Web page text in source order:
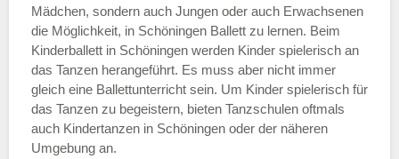
ÖFFNUNGSZEITEN HINZUFÜGEN
Samstag
Mädchen, sondern auch Jungen oder auch Erwachsenen
die Möglichkeit, in Schöningen Ballett zu lernen. Beim
Kinderballett in Schöningen werden Kinder spielerisch an
das Tanzen herangeführt. Es muss aber nicht immer
gleich eine Ballettunterricht sein. Um Kinder spielerisch für
das Tanzen zu begeistern, bieten Tanzschulen oftmals
auch Kindertanzen in Schöningen oder der näheren
Umgebung an.